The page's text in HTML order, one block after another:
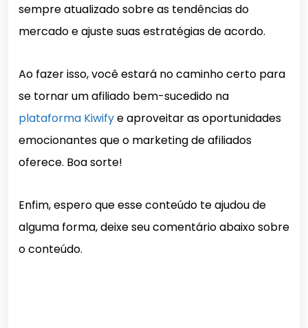
sempre atualizado sobre as tendências do
mercado e ajuste suas estratégias de acordo.
Ao fazer isso, você estará no caminho certo para
se tornar um afiliado bem-sucedido na
plataforma Kiwifye aproveitar as oportunidades
emocionantes que o marketing de afiliados
oferece. Boa sorte!
Enfim, espero que esse conteúdo te ajudou de
alguma forma, deixe seu comentário abaixo sobre
o conteúdo.